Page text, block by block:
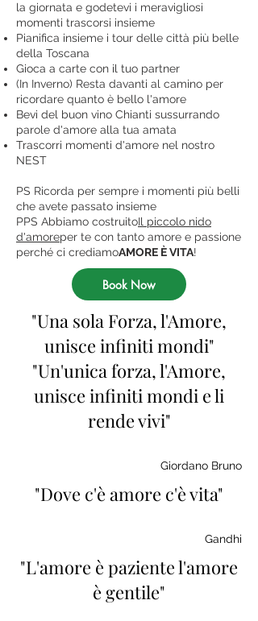
la giornata e godetevi i meravigliosi
momenti trascorsi insieme
Pianifica insieme i tour delle città più belle
della Toscana
Gioca a carte con il tuo partner
(In Inverno) Resta davanti al camino per
ricordare quanto è bello l'amore
Bevi del buon vino Chianti sussurrando
parole d'amore alla tua amata
Trascorri momenti d'amore nel nostro
NEST
PS Ricorda per sempre i momenti più belli
che avete passato insieme
PPS Abbiamo costruitoIl piccolo nido
d'amoreper te con tanto amore e passione
perché ci crediamoAMORE È VITA!
Book Now
"Una sola Forza, l'Amore,
unisce infiniti mondi"
"Un'unica forza, l'Amore,
unisce infiniti mondi e li
rende vivi"
Giordano Bruno
"Dove c'è amore c'è vita"
Gandhi
"L'amore è paziente l'amore
è gentile"